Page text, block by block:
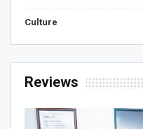
Culture
Reviews